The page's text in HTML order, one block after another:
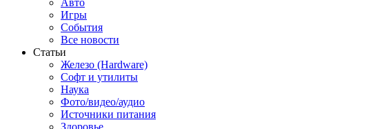
Авто
Игры
События
Все новости
Статьи
Железо (Hardware)
Софт и утилиты
Наука
Фото/видео/аудио
Источники питания
Здоровье